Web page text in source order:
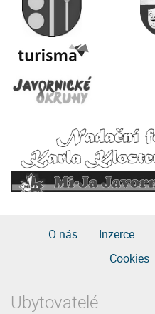
O nás Inzerce
Cookies
Ubytovatelé